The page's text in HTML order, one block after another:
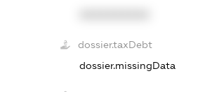
dossier.taxDebt
dossier.missingData